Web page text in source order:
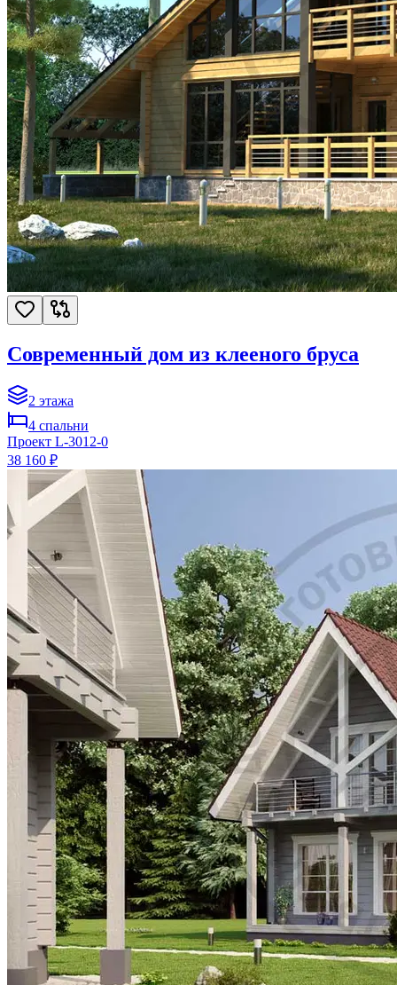
Современный дом из клееного бруса
2 этажа
4 спальни
Проект L-3012-0
38 160 ₽